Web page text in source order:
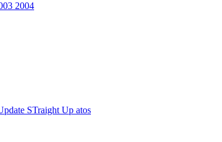
2004
STraight Up atos